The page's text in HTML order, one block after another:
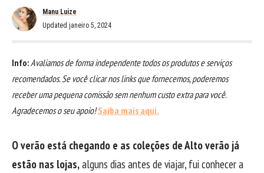
Manu Luize
Updated janeiro 5, 2024
Info:Avaliamos de forma independente todos os produtos e serviços
recomendados. Se você clicar nos links que fornecemos, poderemos
receber uma pequena comissão sem nenhum custo extra para você.
Agradecemos o seu apoio!Saiba mais aqui.
O verão está chegando e as coleções de Alto verão já
estão nas lojas,alguns dias antes de viajar, fui conhecer a